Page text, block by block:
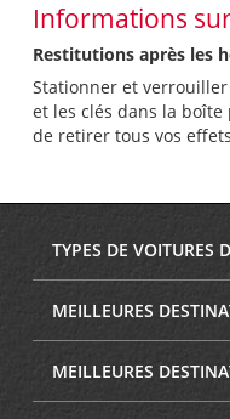
Informations
Restitutions après les
Stationner et
et les clés dans la
de retirer tous vos
TYPES DE VOITURES
MEILLEURES
MEILLEURES